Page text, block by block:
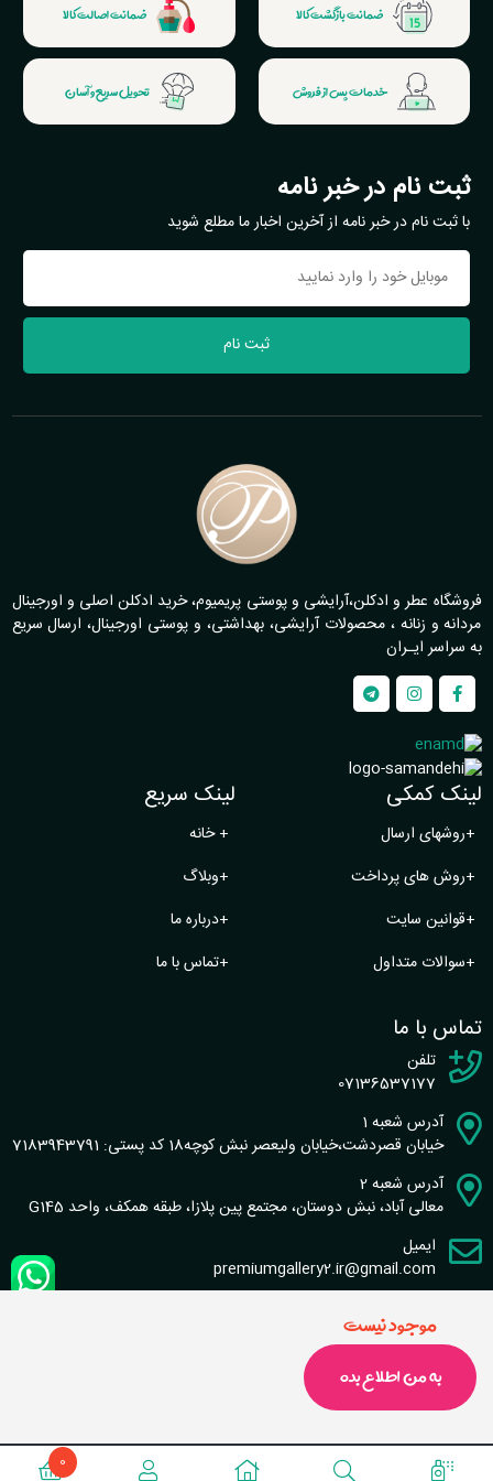
0
موجود نیست
به من اطلاع بده
ضمانت بازگشت کالا ضمانت اصالت کالا
خدمات پس از فروش تحویل سریع و آسان
ثبت نام در خبر نامه
با ثبت نام در خبر نامه از آخرین اخبار ما مطلع شوید
ثبت نام
فروشگاه عطر و ادکلن،آرایشی و پوستی پریمیوم، خرید ادکلن اصلی و اورجینال
مردانه و زنانه ، محصولات آرایشی، بهداشتی، و پوستی اورجینال، ارسال سریع
به سراسر ایـران
لینک کمکی
+روشهای ارسال
+روش های پرداخت
+قوانین سایت
+سوالات متداول
لینک سریع
+خانه
+وبلاگ
+درباره ما
+تماس با ما
تماس با ما
تلفن
07136537177
آدرس شعبه 1
خیابان قصردشت،خیابان ولیعصر نبش کوچه18 کد پستی: 7183943791
آدرس شعبه 2
معالی آباد، نبش دوستان، مجتمع پین پلازا، طبقه همکف، واحد G145
ایمیل
premiumgallery2.ir@gmail.com
طراحی سایت و سئو : گروه نرم افزاری شاخص